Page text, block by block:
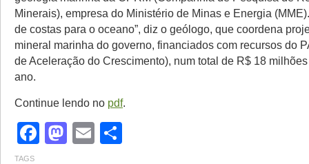
Minerais), empresa do Ministério de Minas e Energia
de costas para o oceano”, diz o geólogo, que coordena
mineral marinha do governo, financiados com recursos do
de Aceleração do Crescimento), num total de R$ 18
ano.
Continue lendo no pdf.
Facebook
Mastodon
Email
TAGS